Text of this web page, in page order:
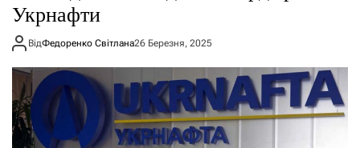
Укрнафти
ВідФедоренко Світлана26 Березня, 2025